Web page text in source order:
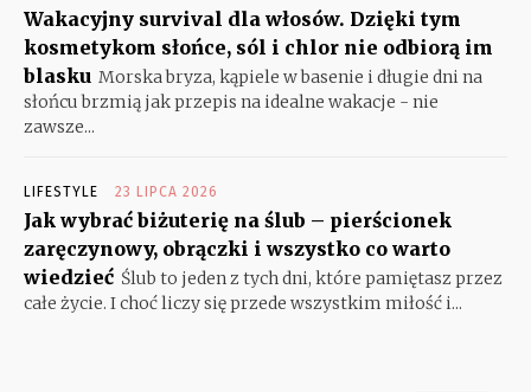
Wakacyjny survival dla włosów. Dzięki tym
kosmetykom słońce, sól i chlor nie odbiorą im
blasku Morska bryza, kąpiele w basenie i długie dni na
słońcu brzmią jak przepis na idealne wakacje - nie
zawsze...
LIFESTYLE 23 LIPCA 2026
Jak wybrać biżuterię na ślub – pierścionek
zaręczynowy, obrączki i wszystko co warto
wiedzieć Ślub to jeden z tych dni, które pamiętasz przez
całe życie. I choć liczy się przede wszystkim miłość i...